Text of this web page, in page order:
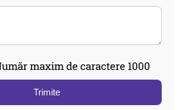
maxim de caractere 1000
Trimite